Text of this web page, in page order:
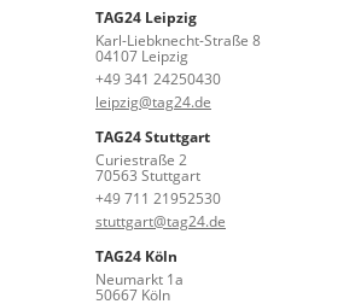
TAG24 Leipzig
Karl-Liebknecht-Straße 8
04107 Leipzig
+49 341 24250430
leipzig@tag24.de
TAG24 Stuttgart
Curiestraße 2
70563 Stuttgart
+49 711 21952530
stuttgart@tag24.de
TAG24 Köln
Neumarkt 1a
50667 Köln